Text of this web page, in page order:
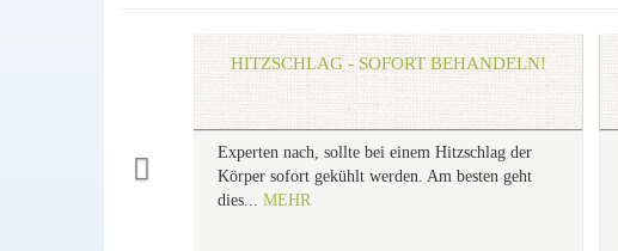
HITZSCHLAG - SOFORT BEHANDELN!
Experten nach, sollte bei einem Hitzschlag der
Körper sofort gekühlt werden. Am besten geht
dies... MEHR
Previous